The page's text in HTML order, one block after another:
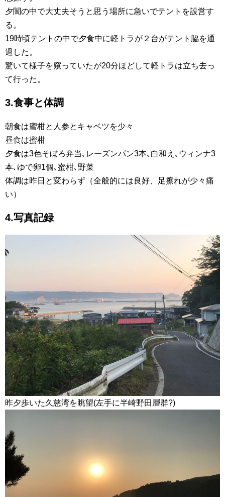
夕闇の中で大丈夫そうと思う場所に急いでテントを設営す
る。
19時頃テントの中で夕食中に軽トラが２台がテント脇を通
過した。
驚いて様子を窺っていたが20分ほどして軽トラは立ち去っ
て行った。
3.食事と体調
朝食は蜜柑と人参とキャベツを少々
昼食は蜜柑
夕食は3色そぼろ弁当､レーズンパン3本､白和え､ウィンナ3
本､ゆで卵1個､蜜柑､野菜
体調は昨日と変わらず（全般的には良好、足擦れが少々痛
い）
4.写真記録
昨夕歩いた久慈湾を眺望(左手に半崎野田層群?)